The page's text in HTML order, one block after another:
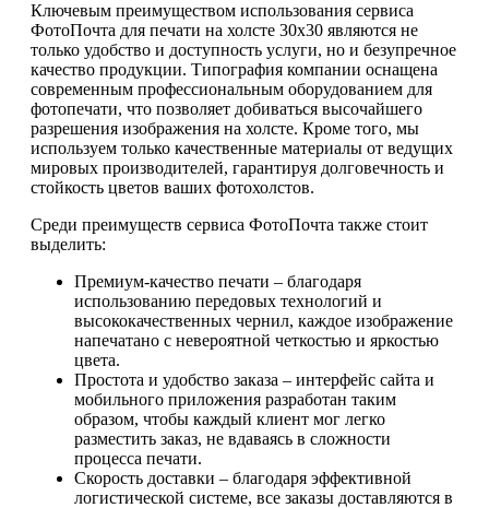
Ключевым преимуществом использования сервиса
ФотоПочта для печати на холсте 30х30 являются не
только удобство и доступность услуги, но и безупречное
качество продукции. Типография компании оснащена
современным профессиональным оборудованием для
фотопечати, что позволяет добиваться высочайшего
разрешения изображения на холсте. Кроме того, мы
используем только качественные материалы от ведущих
мировых производителей, гарантируя долговечность и
стойкость цветов ваших фотохолстов.
Среди преимуществ сервиса ФотоПочта также стоит
выделить:
Премиум-качество печати – благодаря
использованию передовых технологий и
высококачественных чернил, каждое изображение
напечатано с невероятной четкостью и яркостью
цвета.
Простота и удобство заказа – интерфейс сайта и
мобильного приложения разработан таким
образом, чтобы каждый клиент мог легко
разместить заказ, не вдаваясь в сложности
процесса печати.
Скорость доставки – благодаря эффективной
логистической системе, все заказы доставляются в